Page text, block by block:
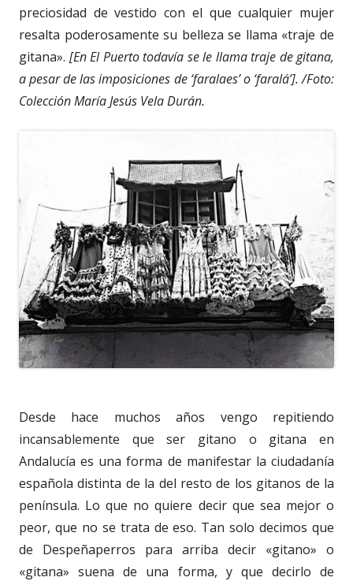
preciosidad de vestido con el que cualquier mujer
resalta poderosamente su belleza se llama «traje de
gitana». [En El Puerto todavía se le llama traje de gitana,
a pesar de las imposiciones de ‘faralaes’ o ‘faralá’]. /Foto:
Colección María Jesús Vela Durán.
Desde hace muchos años vengo repitiendo
incansablemente que ser gitano o gitana en
Andalucía es una forma de manifestar la ciudadanía
española distinta de la del resto de los gitanos de la
península. Lo que no quiere decir que sea mejor o
peor, que no se trata de eso. Tan solo decimos que
de Despeñaperros para arriba decir «gitano» o
«gitana» suena de una forma, y que decirlo de